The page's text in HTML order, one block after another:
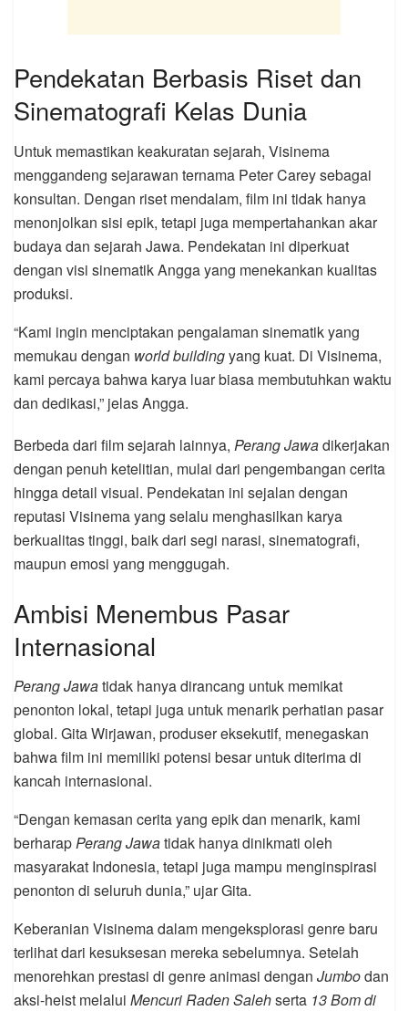
Pendekatan Berbasis Riset dan
Sinematografi Kelas Dunia
Untuk memastikan keakuratan sejarah, Visinema
menggandeng sejarawan ternama Peter Carey sebagai
konsultan. Dengan riset mendalam, film ini tidak hanya
menonjolkan sisi epik, tetapi juga mempertahankan akar
budaya dan sejarah Jawa. Pendekatan ini diperkuat
dengan visi sinematik Angga yang menekankan kualitas
produksi.
“Kami ingin menciptakan pengalaman sinematik yang
memukau dengan world buildingyang kuat. Di Visinema,
kami percaya bahwa karya luar biasa membutuhkan waktu
dan dedikasi,” jelas Angga.
Berbeda dari film sejarah lainnya, Perang Jawadikerjakan
dengan penuh ketelitian, mulai dari pengembangan cerita
hingga detail visual. Pendekatan ini sejalan dengan
reputasi Visinema yang selalu menghasilkan karya
berkualitas tinggi, baik dari segi narasi, sinematografi,
maupun emosi yang menggugah.
Ambisi Menembus Pasar
Internasional
Perang Jawatidak hanya dirancang untuk memikat
penonton lokal, tetapi juga untuk menarik perhatian pasar
global. Gita Wirjawan, produser eksekutif, menegaskan
bahwa film ini memiliki potensi besar untuk diterima di
kancah internasional.
“Dengan kemasan cerita yang epik dan menarik, kami
berharapPerang Jawatidak hanya dinikmati oleh
masyarakat Indonesia, tetapi juga mampu menginspirasi
penonton di seluruh dunia,” ujar Gita.
Keberanian Visinema dalam mengeksplorasi genre baru
terlihat dari kesuksesan mereka sebelumnya. Setelah
menorehkan prestasi di genre animasi dengan Jumbodan
aksi-heist melalui Mencuri Raden Salehserta 13 Bom di